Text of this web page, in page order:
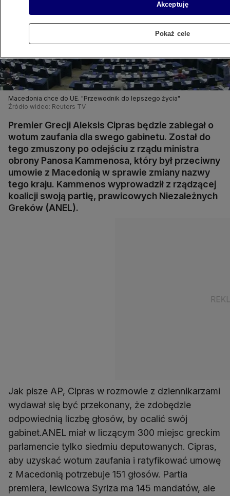
Macedonia chce do UE. "Przewodnik do lepszego życia"
Źródło wideo: Reuters TV
Premier Grecji Aleksis Cipras będzie zabiegał o
wotum zaufania dla swego gabinetu. Został do
tego zmuszony po odejściu z rządu ministra
obrony Panosa Kammenosa, który był przeciwny
umowie z Macedonią w sprawie zmiany nazwy
tego kraju. Kammenos wyprowadził z rządzącej
koalicji swoją partię, prawicowych Niezależnych
Greków (ANEL).
Jak pisze AP, Cipras w rozmowie z dziennikarzami
wydawał się być przekonany, że zdobędzie
odpowiednią liczbę głosów, by ocalić swój
gabinet.ANEL miał w liczącym 300 miejsc greckim
parlamencie tylko siedmiu deputowanych. Cipras,
aby uzyskać wotum zaufania i ratyfikować umowę
z Macedonią potrzebuje 151 głosów. Partia
premiera, lewicowa Syriza ma 145 mandatów, ale
Akceptuję
Pokaż cele